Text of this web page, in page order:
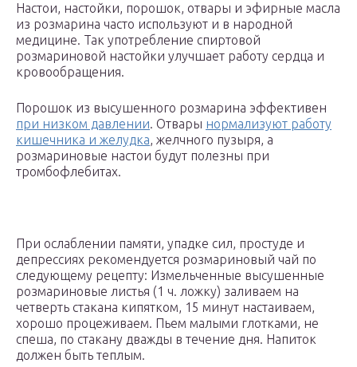
Настои, настойки, порошок, отвары и эфирные масла
из розмарина часто используют и в народной
медицине. Так употребление спиртовой
розмариновой настойки улучшает работу сердца и
кровообращения.
Порошок из высушенного розмарина эффективен
при низком давлении. Отвары нормализуют работу
кишечника и желудка, желчного пузыря, а
розмариновые настои будут полезны при
тромбофлебитах.
При ослаблении памяти, упадке сил, простуде и
депрессиях рекомендуется розмариновый чай по
следующему рецепту: Измельченные высушенные
розмариновые листья (1 ч. ложку) заливаем на
четверть стакана кипятком, 15 минут настаиваем,
хорошо процеживаем. Пьем малыми глотками, не
спеша, по стакану дважды в течение дня. Напиток
должен быть теплым.